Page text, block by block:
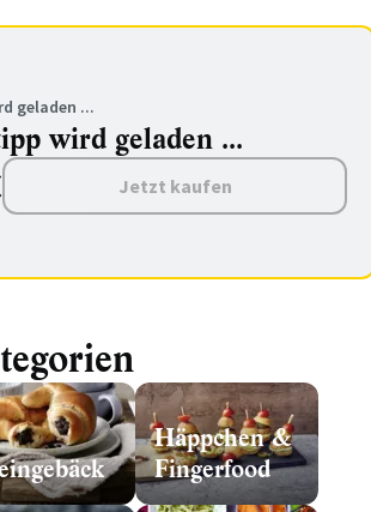
geladen ...
wird geladen ...
Jetzt kaufen
Häppchen &
Fingerfood